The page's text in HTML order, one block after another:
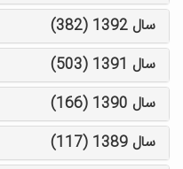
سال 1392 (382)
سال 1391 (503)
سال 1390 (166)
سال 1389 (117)